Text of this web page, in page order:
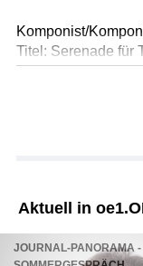
Komponist/
Titel: Serenade für
Ausführende: Mark
Ausführende: Igor
Länge: 29:36 min
Label: EBU/GBBBC
Aktuell in
JOURNAL-PANORAMA -